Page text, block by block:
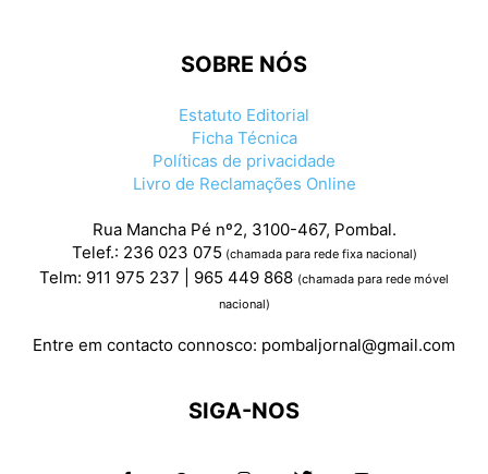
SOBRE NÓS
Estatuto Editorial
Ficha Técnica
Políticas de privacidade
Livro de Reclamações Online
Rua Mancha Pé nº2, 3100-467, Pombal.
Telef.: 236 023 075 (chamada para rede fixa nacional)
Telm: 911 975 237 | 965 449 868 (chamada para rede móvel
nacional)
Entre em contacto connosco: pombaljornal@gmail.com
SIGA-NOS